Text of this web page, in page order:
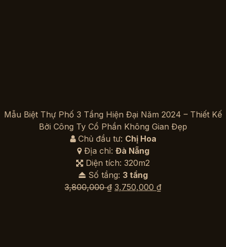
Mẫu Biệt Thự Phố 3 Tầng Hiện Đại Năm 2024 – Thiết Kế
Bởi Công Ty Cổ Phần Không Gian Đẹp
Chủ đầu tư: Chị Hoa
Địa chỉ: Đà Nẵng
Diện tích: 320m2
Số tầng: 3 tầng
3,800,000₫ Giá
3,750,000 ₫Giá